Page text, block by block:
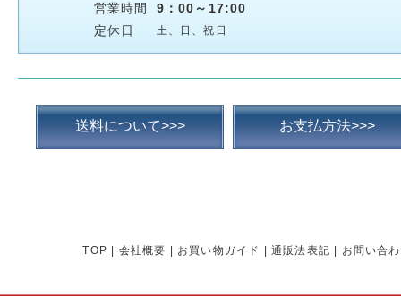
営業時間
9：00～17:00
定休日
土、日、祝日
送料について>>> お支払方法>>>
TOP 会社概要 お買い物ガイド 通販法表記 お問い合